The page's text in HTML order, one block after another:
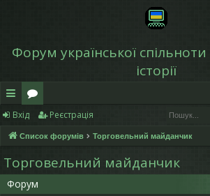
Форум української
історії
в
и
дк
и
о
ру
м
и
Вхід Реєстрація
Список форумів Торговельний майданчик
Торговельний майданчик
Форум